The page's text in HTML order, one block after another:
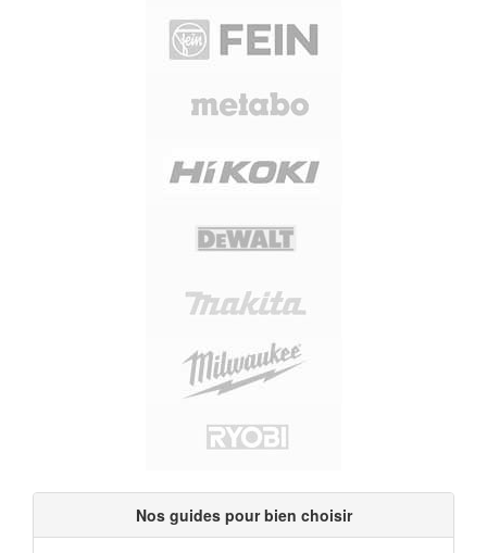
Nos guides pour bien choisir